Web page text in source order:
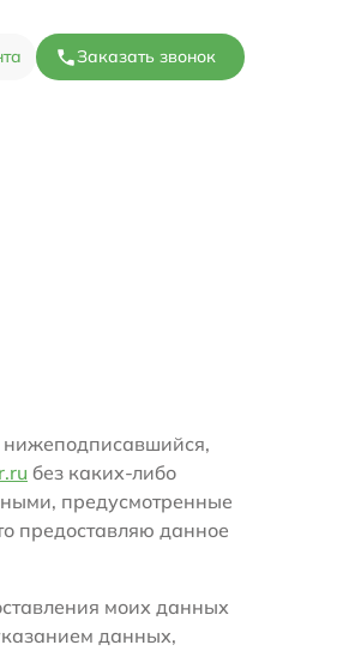
Заказать звонок
нижеподписавшийся,
без каких-либо
предусмотренные
предоставляю данное
моих данных
данных,